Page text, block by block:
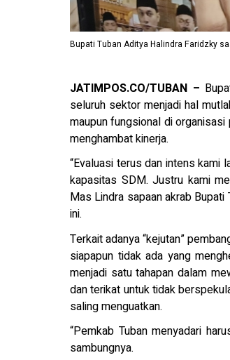
Bupati Tuban Aditya Halindra Faridzky
JATIMPOS.CO/TUBAN –
seluruh sektor menjadi hal
maupun fungsional di
menghambat kinerja.
“Evaluasi terus dan intens kami
kapasitas SDM. Justru kami
Mas Lindra sapaan akrab Bupati
ini.
Terkait adanya “kejutan”
siapapun tidak ada yang
menjadi satu tahapan dalam
dan terikat untuk tidak
saling menguatkan.
“Pemkab Tuban menyadari
sambungnya.